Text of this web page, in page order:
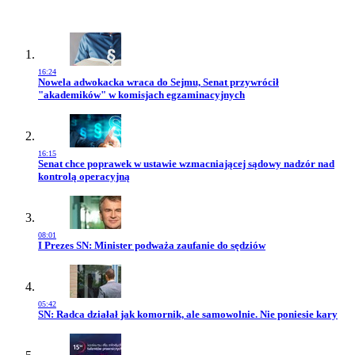
16:24
Przejdź do artykułu:
Nowela adwokacka wraca do Sejmu, Senat przywrócił
"akademików" w komisjach egzaminacyjnych
16:15
Przejdź do artykułu:
Senat chce poprawek w ustawie wzmacniającej sądowy nadzór nad
kontrolą operacyjną
08:01
Przejdź do artykułu:
I Prezes SN: Minister podważa zaufanie do sędziów
05:42
Przejdź do artykułu:
SN: Radca działał jak komornik, ale samowolnie. Nie poniesie kary